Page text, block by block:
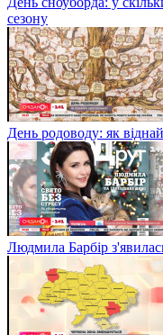
сезону
День родоводу: як
Людмила Барбір